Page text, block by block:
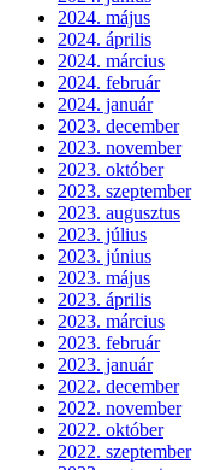
2024. május
2024. április
2024. március
2024. február
2024. január
2023. december
2023. november
2023. október
2023. szeptember
2023. augusztus
2023. július
2023. június
2023. május
2023. április
2023. március
2023. február
2023. január
2022. december
2022. november
2022. október
2022. szeptember